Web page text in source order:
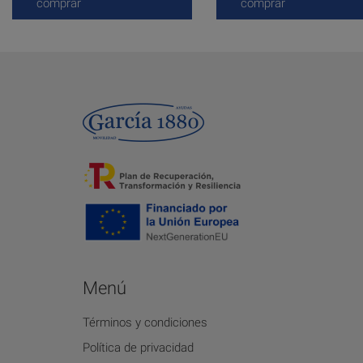
comprar
comprar
Menú
Términos y condiciones
Política de privacidad